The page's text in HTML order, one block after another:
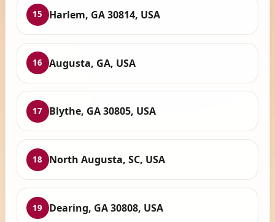
15 Harlem, GA 30814, USA
16 Augusta, GA, USA
17 Blythe, GA 30805, USA
18 North Augusta, SC, USA
19 Dearing, GA 30808, USA